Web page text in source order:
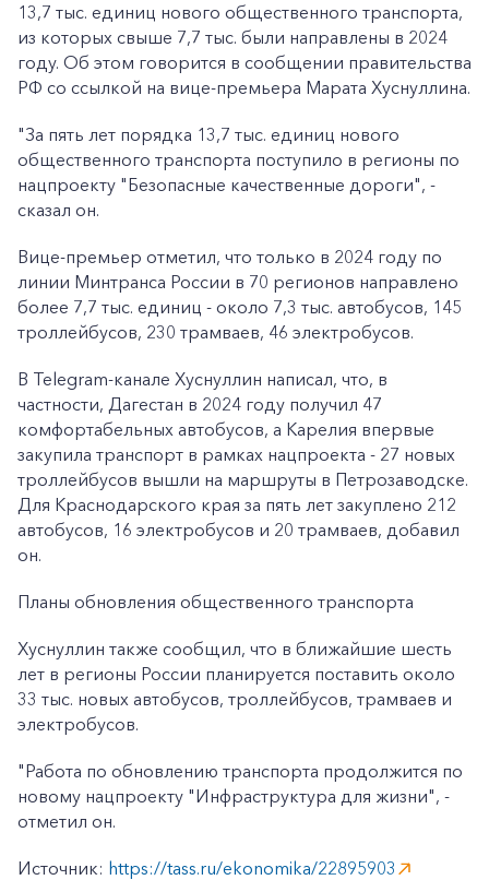
13,7 тыс. единиц нового общественного транспорта,
из которых свыше 7,7 тыс. были направлены в 2024
году. Об этом говорится в сообщении правительства
РФ со ссылкой на вице-премьера Марата Хуснуллина.
"За пять лет порядка 13,7 тыс. единиц нового
общественного транспорта поступило в регионы по
нацпроекту "Безопасные качественные дороги", -
сказал он.
Вице-премьер отметил, что только в 2024 году по
линии Минтранса России в 70 регионов направлено
более 7,7 тыс. единиц - около 7,3 тыс. автобусов, 145
троллейбусов, 230 трамваев, 46 электробусов.
В Telegram-канале Хуснуллин написал, что, в
частности, Дагестан в 2024 году получил 47
комфортабельных автобусов, а Карелия впервые
закупила транспорт в рамках нацпроекта - 27 новых
троллейбусов вышли на маршруты в Петрозаводске.
Для Краснодарского края за пять лет закуплено 212
автобусов, 16 электробусов и 20 трамваев, добавил
он.
Планы обновления общественного транспорта
Хуснуллин также сообщил, что в ближайшие шесть
лет в регионы России планируется поставить около
33 тыс. новых автобусов, троллейбусов, трамваев и
электробусов.
"Работа по обновлению транспорта продолжится по
новому нацпроекту "Инфраструктура для жизни", -
отметил он.
Источник: https://tass.ru/ekonomika/22895903